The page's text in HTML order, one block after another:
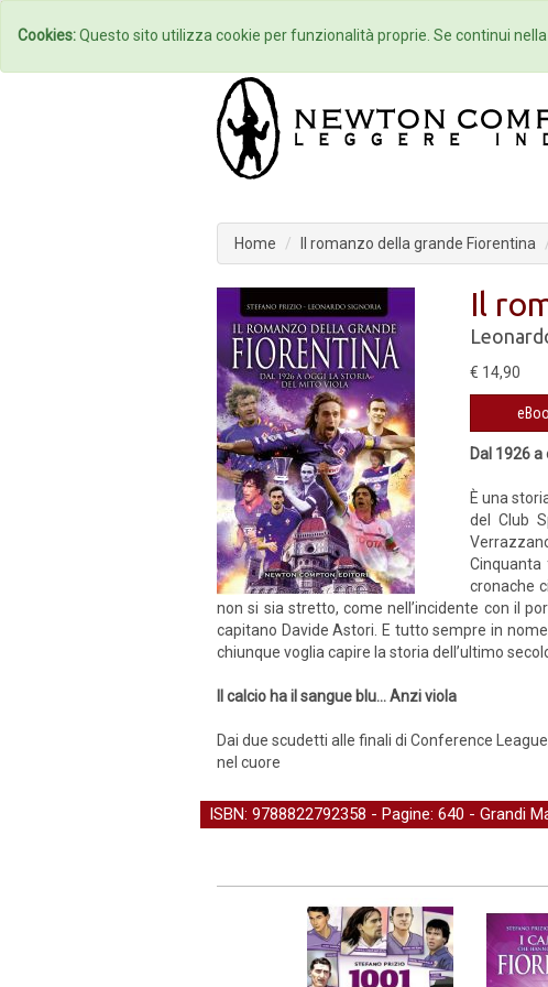
Home Autori
Home Il romanzo della grande Fiorentina
Il
€ 14,90
Dal 1926
È una
del Club
cronache
non si sia stretto, come nell’incidente con il
capitano Davide Astori. E tutto sempre in
chiunque voglia capire la storia dell’ultimo
Il calcio ha il sangue blu... Anzi viola
Dai due scudetti alle finali di Conference
nel cuore
ISBN: 9788822792358 - Pagine: 640 - Grandi
Cookies:Questo sito utilizza cookie per funzionalità proprie. Se continui